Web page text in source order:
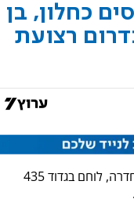
כחלון, בן
רצועת
הותר לפרסום כי סמ"ר ניסים כחלון, בן 21 מחדרה, לוחם בגדוד 435